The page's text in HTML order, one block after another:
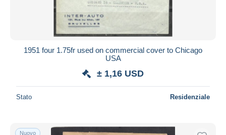
1951 four 1.75fr used on commercial cover to Chicago
USA
± 1,16 USD
Stato Residenziale
Nuovo